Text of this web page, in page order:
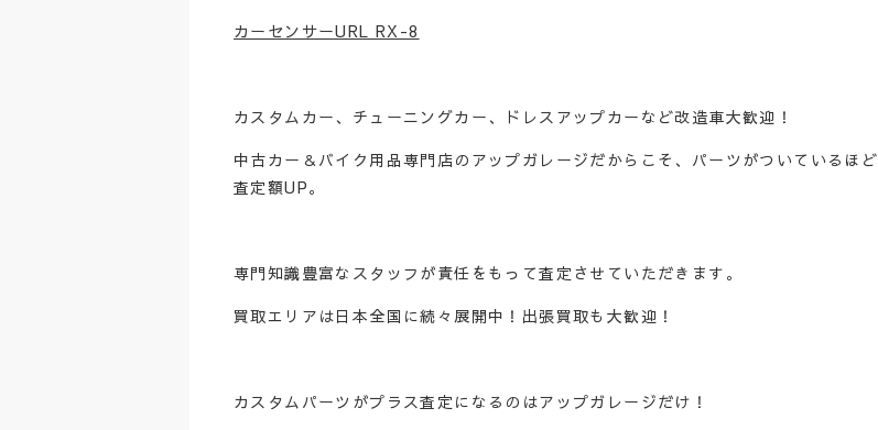
カーセンサーURL RX-8
カスタムカー、チューニングカー、ドレスアップカーなど改造車大歓迎！
中古カー＆バイク用品専門店のアップガレージだからこそ、パーツがついているほど
査定額UP。
専門知識豊富なスタッフが責任をもって査定させていただきます。
買取エリアは日本全国に続々展開中！出張買取も大歓迎！
カスタムパーツがプラス査定になるのはアップガレージだけ！